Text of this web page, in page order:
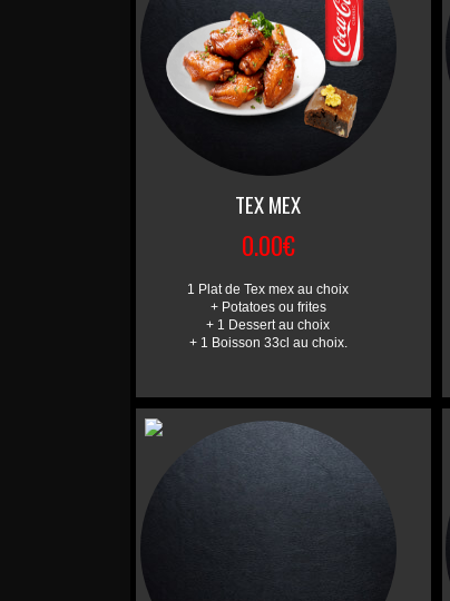
TEX MEX
0.00€
1 Plat de Tex mex au choix
+ Potatoes ou frites
+ 1 Dessert au choix
+ 1 Boisson 33cl au choix.